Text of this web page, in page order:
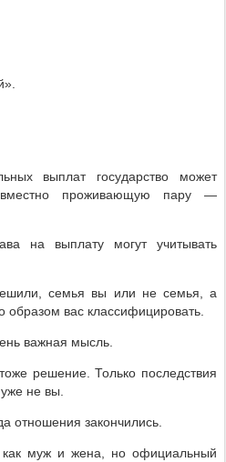
выплат государство может
проживающую пару —
на выплату могут учитывать
семья вы или не семья, а
образом вас классифицировать.
важная мысль.
решение. Только последствия
не вы.
отношения закончились.
муж и жена, но официальный